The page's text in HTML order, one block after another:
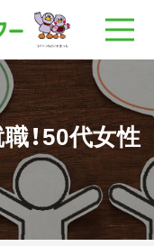
！50代女性